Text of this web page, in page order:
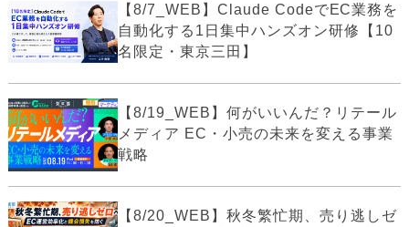
【8/7_WEB】Claude CodeでEC業務を
自動化する1日集中ハンズオン研修【10
名限定・東京三田】
【8/19_WEB】何がいいんだ？リテール
メディア EC・小売の未来を変える事業
戦略
【8/20_WEB】秋冬繁忙期、売り逃しゼ